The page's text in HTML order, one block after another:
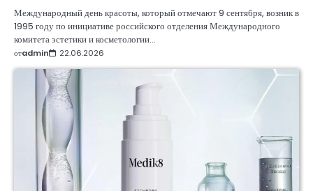
Международный день красоты, который отмечают 9 сентября, возник в
1995 году по инициативе российского отделения Международного
комитета эстетики и косметологии…
отadmin 22.06.2026